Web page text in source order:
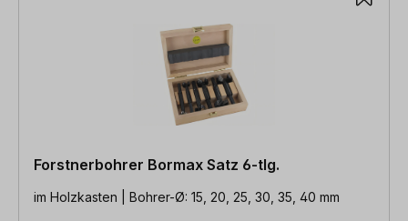
Forstnerbohrer Bormax Satz 6-tlg.
im Holzkasten | Bohrer-Ø: 15, 20, 25, 30, 35, 40 mm